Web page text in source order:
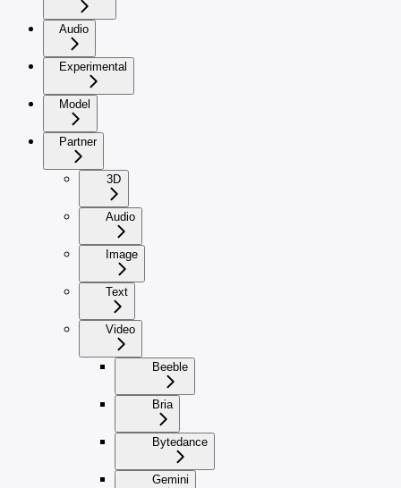
Audio
Experimental
Model
Partner
3D
Audio
Image
Text
Video
Beeble
Bria
Bytedance
Gemini